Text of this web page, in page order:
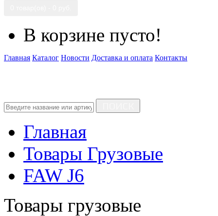
В корзине пусто!
Главная Каталог Новости Доставка и оплата Контакты
Главная
Товары Грузовые
FAW J6
Товары грузовые